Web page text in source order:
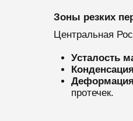
Зоны резких
Центральная
Усталость
протечек.